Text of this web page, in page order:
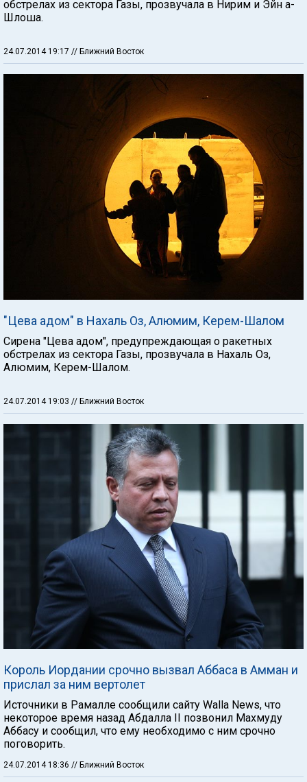
обстрелах из сектора Газы, прозвучала в Нирим и Эйн а-
Шлоша.
24.07.2014 19:17 // Ближний Восток
"Цева адом" в Нахаль Оз, Алюмим, Керем-Шалом
Сирена "Цева адом", предупреждающая о ракетных
обстрелах из сектора Газы, прозвучала в Нахаль Оз,
Алюмим, Керем-Шалом.
24.07.2014 19:03 // Ближний Восток
Король Иордании срочно вызвал Аббаса в Амман и
прислал за ним вертолет
Источники в Рамалле сообщили сайту Walla News, что
некоторое время назад Абдалла II позвонил Махмуду
Аббасу и сообщил, что ему необходимо с ним срочно
поговорить.
24.07.2014 18:36 // Ближний Восток